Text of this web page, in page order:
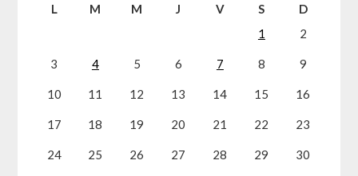
L M M J V S
D
1
2
3 4 5 6 7 8 9
10 11 12 13 14 15 16
17 18 19 20 21 22 23
24 25 26 27 28 29 30